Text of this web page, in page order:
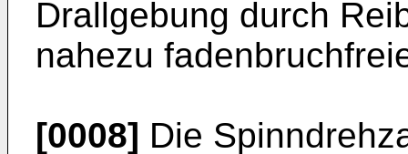
Drallgebung durch
nahezu
[0008] Die